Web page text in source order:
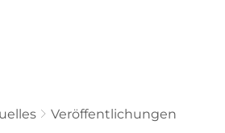
Veröffentlichungen